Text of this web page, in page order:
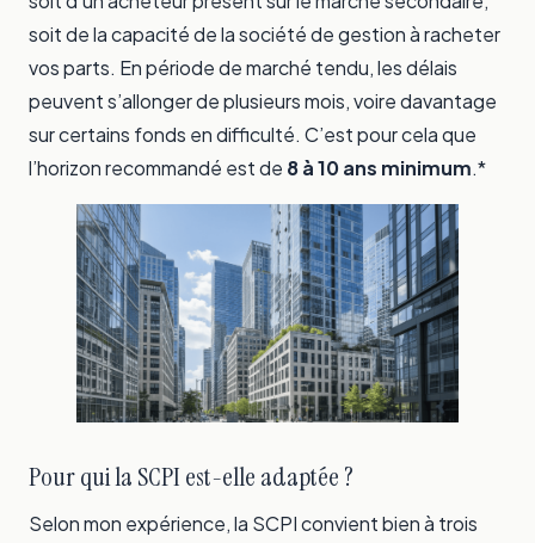
soit de la capacité de la société de gestion à racheter
vos parts. En période de marché tendu, les délais
peuvent s’allonger de plusieurs mois, voire davantage
sur certains fonds en difficulté. C’est pour cela que
l’horizon recommandé est de 8 à 10 ans minimum.*
Pour qui la SCPI est-elle adaptée ?
Selon mon expérience, la SCPI convient bien à trois